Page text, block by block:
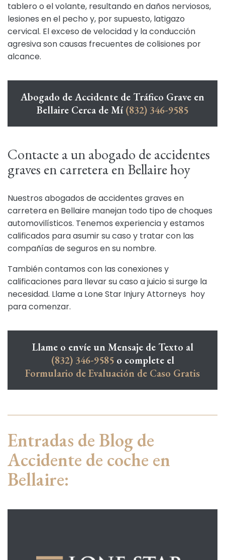
tablero o el volante, resultando en daños nerviosos,
lesiones en el pecho y, por supuesto, latigazo
cervical. El exceso de velocidad y la conducción
agresiva son causas frecuentes de colisiones por
alcance.
Abogado de Accidente de Tráfico Grave en
Bellaire Cerca de Mí (832) 346-9585
Contacte a un abogado de accidentes
graves en carretera en Bellaire hoy
Nuestros abogados de accidentes graves en
carretera en Bellaire manejan todo tipo de choques
automovilísticos. Tenemos experiencia y estamos
calificados para asumir su caso y tratar con las
compañías de seguros en su nombre.
También contamos con las conexiones y
calificaciones para llevar su caso a juicio si surge la
necesidad. Llame a Lone Star Injury Attorneys hoy
para comenzar.
Llame o envíe un Mensaje de Texto al
(832) 346-9585o complete el
Formulario de Evaluación de Caso Gratis
Entradas de Blog de
Accidente de coche en
Bellaire: